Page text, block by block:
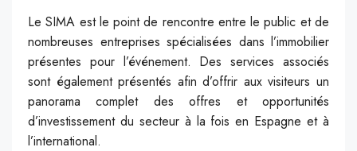
Le SIMA est le point de rencontre entre le public et de
nombreuses entreprises spécialisées dans l’immobilier
présentes pour l’événement. Des services associés
sont également présentés afin d’offrir aux visiteurs un
panorama complet des offres et opportunités
d’investissement du secteur à la fois en Espagne et à
l’international.